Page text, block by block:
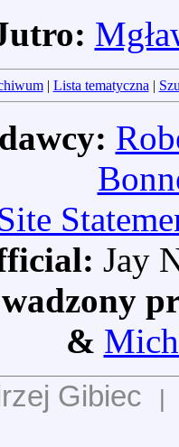
| Lista tematyczna |
Jay
&
Gibiec |